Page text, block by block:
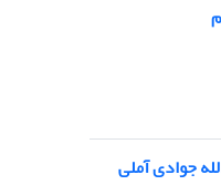
جوادی آملی